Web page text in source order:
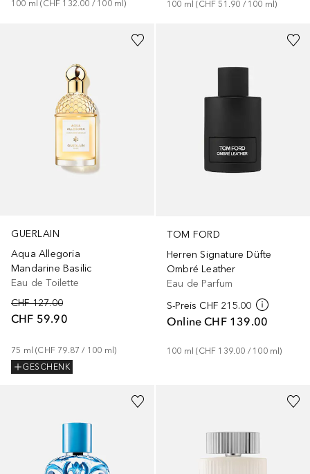
100 ml (CHF 132.00 / 100 ml) 100 ml (CHF 51.90 / 100 ml)
GUERLAIN
Aqua Allegoria
Mandarine Basilic
Eau de Toilette
CHF 127.00
CHF 59.90
75 ml (CHF 79.87 / 100 ml)
GESCHENK
TOM FORD
Herren Signature Düfte
Ombré Leather
Eau de Parfum
S-Preis CHF 215.00
Online CHF 139.00
100 ml (CHF 139.00 / 100 ml)